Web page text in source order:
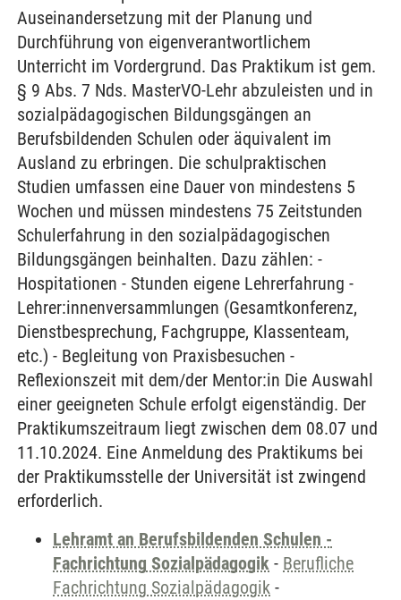
Auseinandersetzung mit der Planung und
Durchführung von eigenverantwortlichem
Unterricht im Vordergrund. Das Praktikum ist gem.
§ 9 Abs. 7 Nds. MasterVO-Lehr abzuleisten und in
sozialpädagogischen Bildungsgängen an
Berufsbildenden Schulen oder äquivalent im
Ausland zu erbringen. Die schulpraktischen
Studien umfassen eine Dauer von mindestens 5
Wochen und müssen mindestens 75 Zeitstunden
Schulerfahrung in den sozialpädagogischen
Bildungsgängen beinhalten. Dazu zählen: -
Hospitationen - Stunden eigene Lehrerfahrung -
Lehrer:innenversammlungen (Gesamtkonferenz,
Dienstbesprechung, Fachgruppe, Klassenteam,
etc.) - Begleitung von Praxisbesuchen -
Reflexionszeit mit dem/der Mentor:in Die Auswahl
einer geeigneten Schule erfolgt eigenständig. Der
Praktikumszeitraum liegt zwischen dem 08.07 und
11.10.2024. Eine Anmeldung des Praktikums bei
der Praktikumsstelle der Universität ist zwingend
erforderlich.
Lehramt an Berufsbildenden Schulen -
Fachrichtung Sozialpädagogik - Berufliche
Fachrichtung Sozialpädagogik -